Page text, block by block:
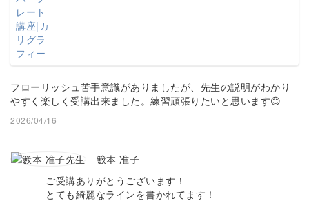
フローリッシュ苦手意識がありましたが、先生の説明がわかり
やすく楽しく受講出来ました。練習頑張りたいと思います😊
2026/04/16
籔本 准子
ご受講ありがとうございます！
とても綺麗なラインを書かれてます！